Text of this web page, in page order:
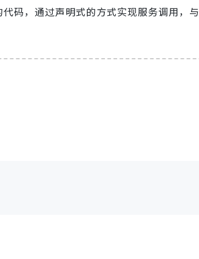
码，通过声明式的方式实现服务调用，